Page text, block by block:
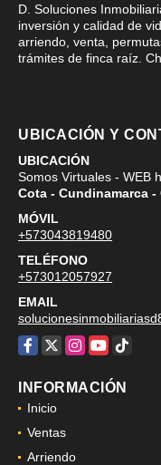
D. Soluciones
inversión y calidad de
arriendo, venta,
trámites de finca raíz.
UBICACIÓN Y
UBICACIÓN
Somos Virtuales - WEB
Cota - Cundinamarca -
MÓVIL
+573043819480
TELÉFONO
+573012057927
EMAIL
Facebook
X Instagram
YouTube
TikTok
INFORMACIÓN
Inicio
Ventas
Arriendo